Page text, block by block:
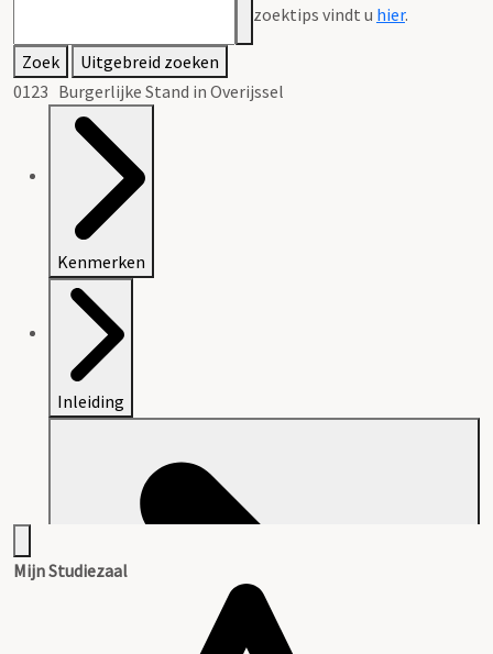
zoektips vindt u hier.
Zoek
Uitgebreid zoeken
0123 Burgerlijke Stand in Overijssel
Kenmerken
Inleiding
Mijn Studiezaal